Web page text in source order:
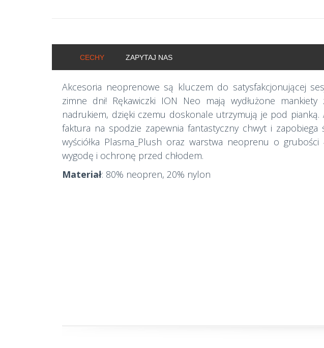
CECHY ZAPYTAJ NAS
Akcesoria neoprenowe są kluczem do satysfakcjonującej
zimne dni! Rękawiczki ION Neo mają wydłużone mankiety
nadrukiem, dzięki czemu doskonale utrzymują je pod pianką.
faktura na spodzie zapewnia fantastyczny chwyt i zapobiega
wyściółka Plasma_Plush oraz warstwa neoprenu o grubości
wygodę i ochronę przed chłodem.
Materiał: 80% neopren, 20% nylon